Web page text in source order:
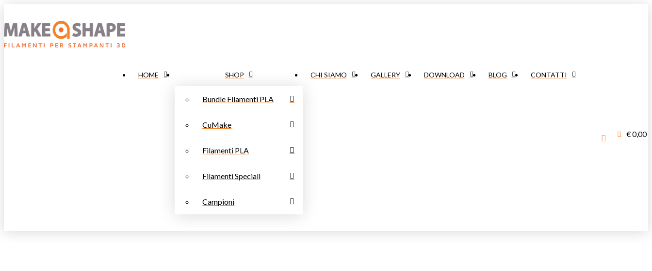
HOME SHOP
Bundle Filamenti PLA
CuMake
Filamenti PLA
Filamenti Speciali
Campioni
CHI SIAMO GALLERY DOWNLOAD BLOG CONTATTI
€0,00